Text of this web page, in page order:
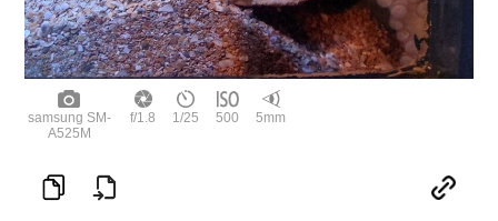
samsung SM-
A525M
f/1.8 1/25 500 5mm